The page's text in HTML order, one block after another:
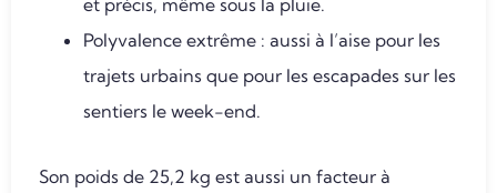
et précis, même sous la pluie.
Polyvalence extrême : aussi à l’aise pour les
trajets urbains que pour les escapades sur les
sentiers le week-end.
Son poids de 25,2 kg est aussi un facteur à